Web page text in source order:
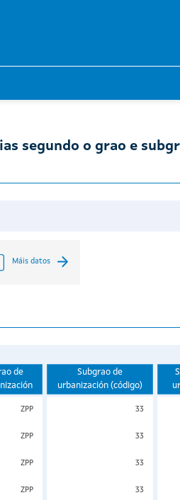
segundo o grao e
Máis datos
de
Subgrao de
urbanización (código)
ZPP 33
ZPP 33
ZPP 33
ZPP 33